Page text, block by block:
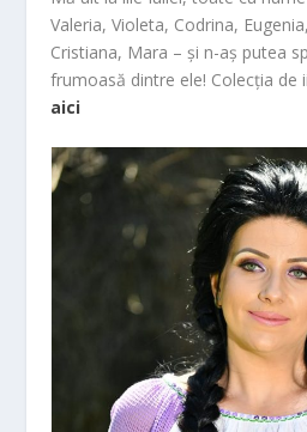
Valeria, Violeta, Codrina,
Cristiana, Mara – și n-aș putea
frumoasă dintre ele! Colecția de
aici